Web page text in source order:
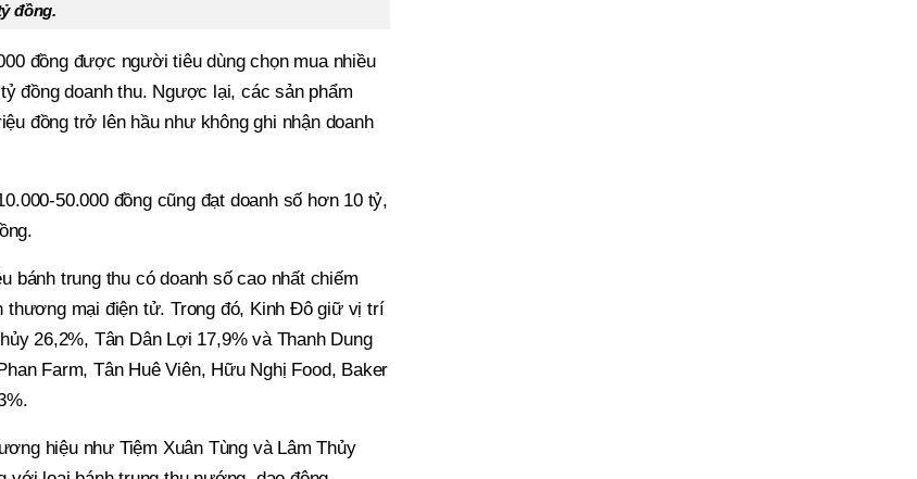
đồng.
đồng được người tiêu dùng chọn mua nhiều
đồng doanh thu. Ngược lại, các sản phẩm
đồng trở lên hầu như không ghi nhận doanh
50.000 đồng cũng đạt doanh số hơn 10 tỷ,
bánh trung thu có doanh số cao nhất chiếm
thương mại điện tử. Trong đó, Kinh Đô giữ vị trí
26,2%, Tân Dân Lợi 17,9% và Thanh Dung
Farm, Tân Huê Viên, Hữu Nghị Food, Baker
hiệu như Tiệm Xuân Tùng và Lâm Thủy